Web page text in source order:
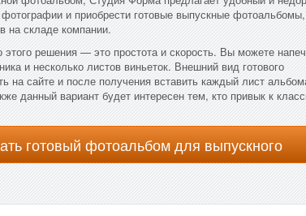
фотографии и приобрести готовые выпускные
на складе компании.
этого решения — это простота и скорость. Вы можете
и несколько листов виньеток. Внешний вид готового
на сайте и после получения вставить каждый лист
данный вариант будет интересен тем, кто привык к
готовый фотоальбом для выпускного